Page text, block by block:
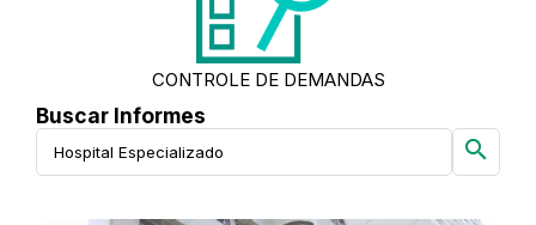
CONTROLE DE DEMANDAS
Buscar Informes
search